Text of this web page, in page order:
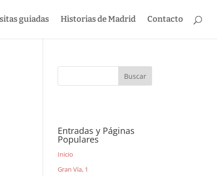
guiadas Historias de Madrid Contacto
Entradas y Páginas
Populares
Inicio
Gran Vía, 1